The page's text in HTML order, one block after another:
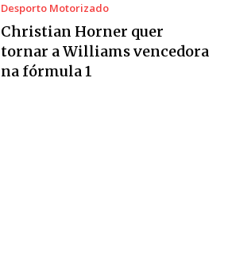
Desporto Motorizado
Christian Horner quer
tornar a Williams vencedora
na fórmula 1